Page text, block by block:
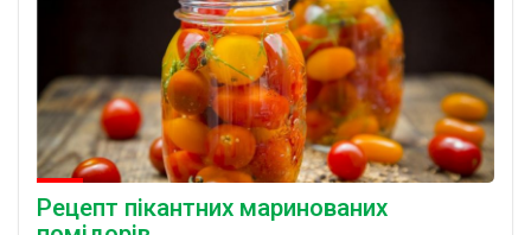
Рецепт пікантних маринованих